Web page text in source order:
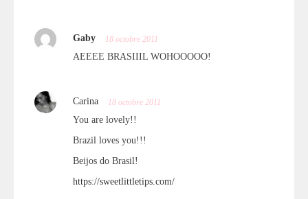
Gaby 18 octobre 2011
AEEEE BRASIIIL WOHOOOOO!
Carina 18 octobre 2011
You are lovely!!
Brazil loves you!!!
Beijos do Brasil!
https://sweetlittletips.com/